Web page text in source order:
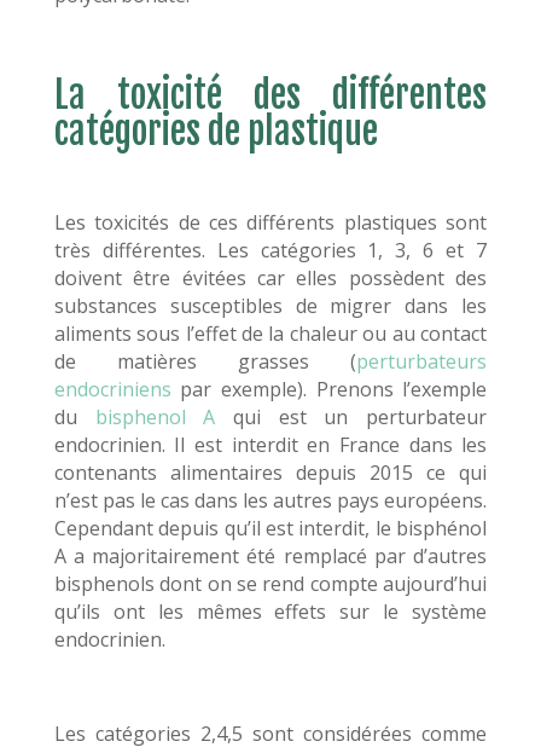
La toxicité des différentes
catégories de plastique
Les toxicités de ces différents plastiques sont
très différentes. Les catégories 1, 3, 6 et 7
doivent être évitées car elles possèdent des
substances susceptibles de migrer dans les
aliments sous l’effet de la chaleur ou au contact
de matières grasses (perturbateurs
endocriniens par exemple). Prenons l’exemple
du bisphenol A qui est un perturbateur
endocrinien. Il est interdit en France dans les
contenants alimentaires depuis 2015 ce qui
n’est pas le cas dans les autres pays européens.
Cependant depuis qu’il est interdit, le bisphénol
A a majoritairement été remplacé par d’autres
bisphenols dont on se rend compte aujourd’hui
qu’ils ont les mêmes effets sur le système
endocrinien.
Les catégories 2,4,5 sont considérées comme